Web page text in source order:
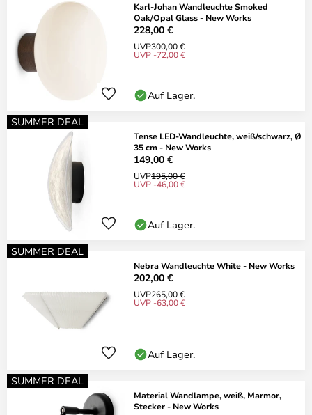
Karl-Johan Wandleuchte Smoked
Oak/Opal Glass - New Works
228,00 €
UVP300,00 €
UVP -72,00 €
Auf Lager.
SUMMER DEAL
Tense LED-Wandleuchte, weiß/schwarz, Ø
35 cm - New Works
149,00 €
UVP195,00 €
UVP -46,00 €
Auf Lager.
SUMMER DEAL
Nebra Wandleuchte White - New Works
202,00 €
UVP265,00 €
UVP -63,00 €
Auf Lager.
SUMMER DEAL
Material Wandlampe, weiß, Marmor,
Stecker - New Works